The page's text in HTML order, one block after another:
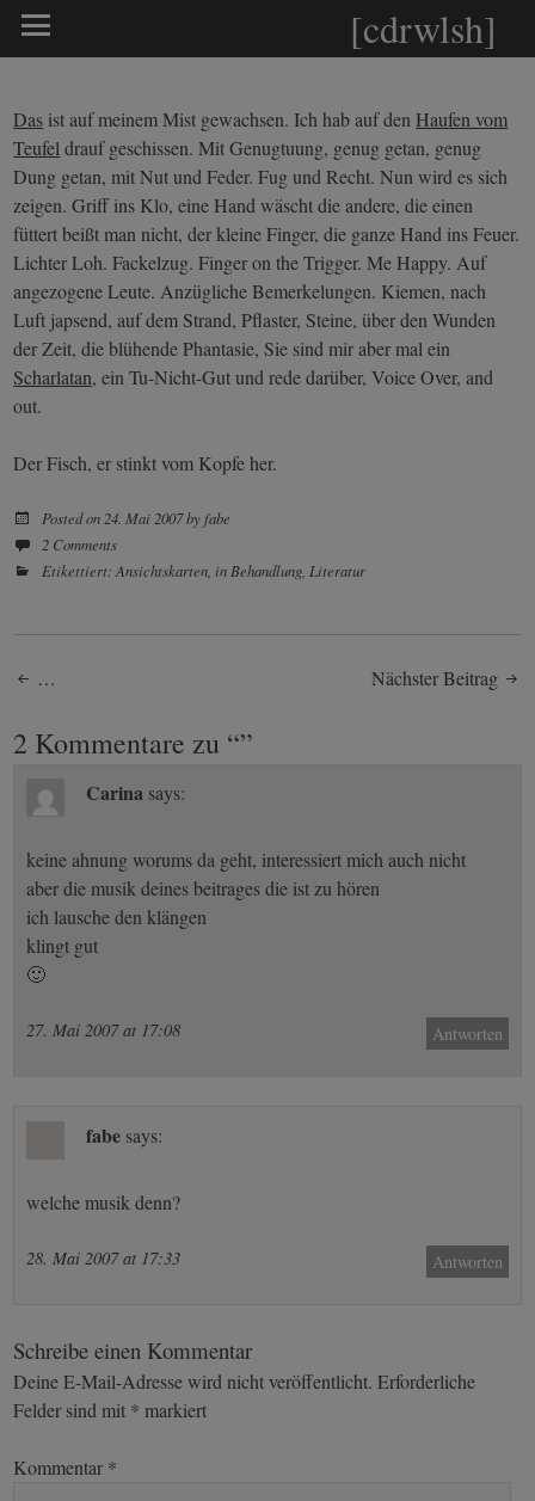
[cdrwlsh]
Das ist auf meinem Mist gewachsen. Ich hab auf denHaufen vom
Teufel drauf geschissen. Mit Genugtuung, genug getan, genug
Dung getan, mit Nut und Feder. Fug und Recht. Nun wird es sich
zeigen. Griff ins Klo, eine Hand wäscht die andere, die einen
füttert beißt man nicht, der kleine Finger, die ganze Hand ins Feuer.
Lichter Loh. Fackelzug. Finger on the Trigger. Me Happy. Auf
angezogene Leute. Anzügliche Bemerkelungen. Kiemen, nach
Luft japsend, auf dem Strand, Pflaster, Steine, über den Wunden
der Zeit, die blühende Phantasie, Sie sind mir aber mal ein
Scharlatan, ein Tu-Nicht-Gut und rede darüber, Voice Over, and
out.
Der Fisch, er stinkt vom Kopfe her.
Posted on 24. Mai 2007by fabe
2 Comments
Etikettiert:Ansichtskarten in Behandlung Literatur
Post
navigation
… Nächster Beitrag
2 Kommentare zu “”
Carina says:
keine ahnung worums da geht, interessiert mich auch nicht
aber die musik deines beitrages die ist zu hören
ich lausche den klängen
klingt gut
🙂
Antworten
27. Mai 2007 at 17:08
fabe says:
welche musik denn?
Antworten
28. Mai 2007 at 17:33
Schreibe einen Kommentar
Deine E-Mail-Adresse wird nicht veröffentlicht. Erforderliche
Felder sind mit * markiert
Kommentar *